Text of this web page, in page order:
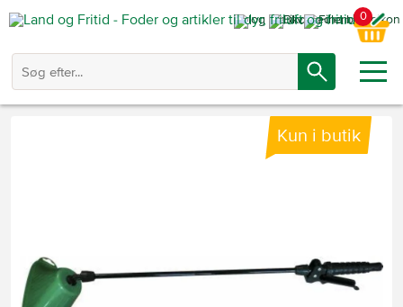
0
Kun i butik